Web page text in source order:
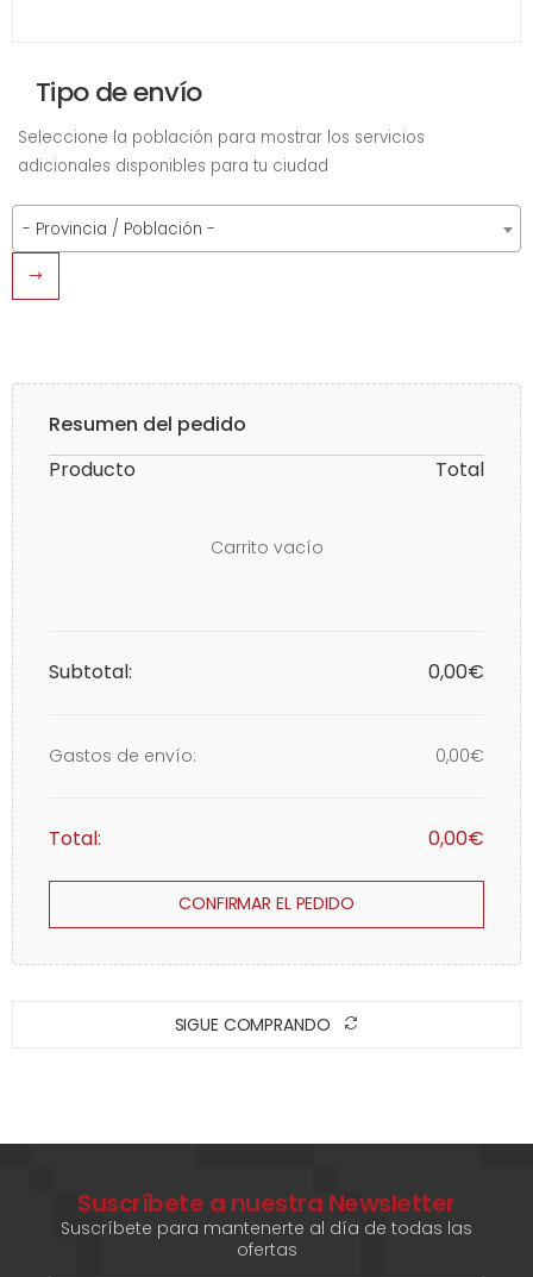
Tipo de envío
Seleccione la población para mostrar los servicios
adicionales disponibles para tu ciudad
- Provincia / Población -
Resumen del pedido
Producto
Total
Carrito vacío
Subtotal: 0,00€
Gastos de envío: 0,00€
Total: 0,00€
CONFIRMAR EL PEDIDO
SIGUE COMPRANDO
Suscríbete a nuestra Newsletter
Suscríbete para mantenerte al día de todas las
ofertas